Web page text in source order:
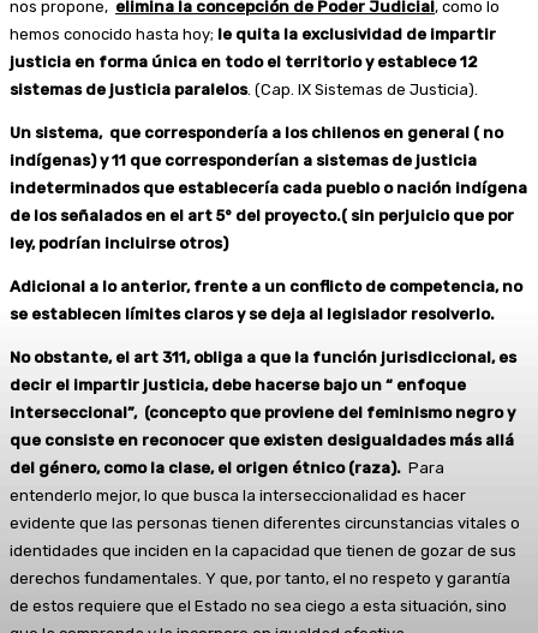
nos propone, elimina la concepción de Poder Judicial, como lo
hemos conocido hasta hoy; le quita la exclusividad de impartir
justicia en forma única en todo el territorio y establece 12
sistemas de justicia paralelos. (Cap. IX Sistemas de Justicia).
Un sistema, que correspondería a los chilenos en general ( no
indígenas) y 11 que corresponderían a sistemas de justicia
indeterminados que establecería cada pueblo o nación indígena
de los señalados en el art 5° del proyecto.( sin perjuicio que por
ley, podrían incluirse otros)
Adicional a lo anterior, frente a un conflicto de competencia, no
se establecen límites claros y se deja al legislador resolverlo.
No obstante, el art 311, obliga a que la función jurisdiccional, es
decir el impartir justicia, debe hacerse bajo un “ enfoque
interseccional”, (concepto que proviene del feminismo negro y
que consiste en reconocer que existen desigualdades más allá
del género, como la clase, el origen étnico (raza). Para
entenderlo mejor, lo que busca la interseccionalidad es hacer
evidente que las personas tienen diferentes circunstancias vitales o
identidades que inciden en la capacidad que tienen de gozar de sus
derechos fundamentales. Y que, por tanto, el no respeto y garantía
de estos requiere que el Estado no sea ciego a esta situación, sino